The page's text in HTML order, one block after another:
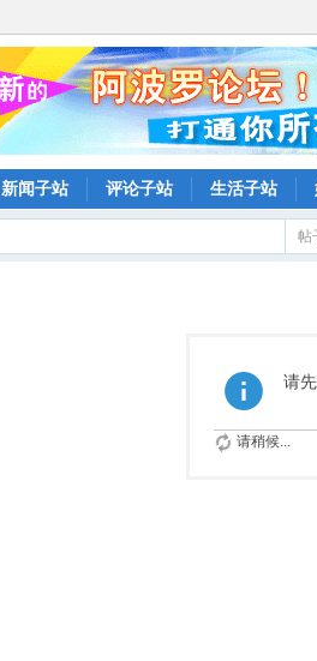
新闻子站 评论子站 生活子站
帖
请
请稍候...